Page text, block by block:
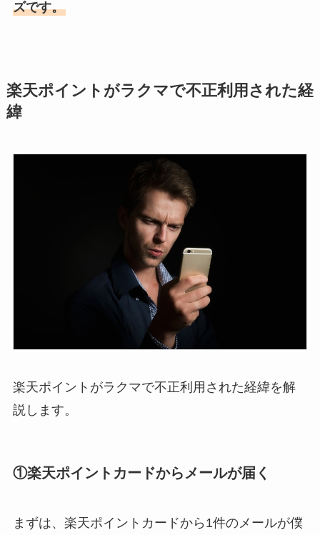
ズです。
楽天ポイントがラクマで不正利用された経
緯
楽天ポイントがラクマで不正利用された経緯を解
説します。
①楽天ポイントカードからメールが届く
まずは、楽天ポイントカードから1件のメールが僕